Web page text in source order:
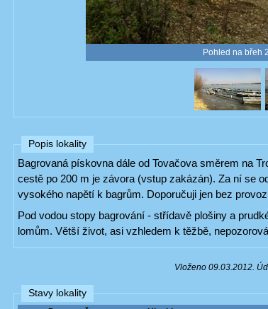
Pohled na břeh
Popis lokality
Bagrovaná pískovna dále od Tovačova směrem na
cestě po 200 m je závora (vstup zakázán). Za ní se
vysokého napětí k bagrům. Doporučuji jen bez
Pod vodou stopy bagrování - střídavě plošiny a
lomům. Větší život, asi vzhledem k těžbě,
Vloženo 09.03.2012.
Stavy lokality